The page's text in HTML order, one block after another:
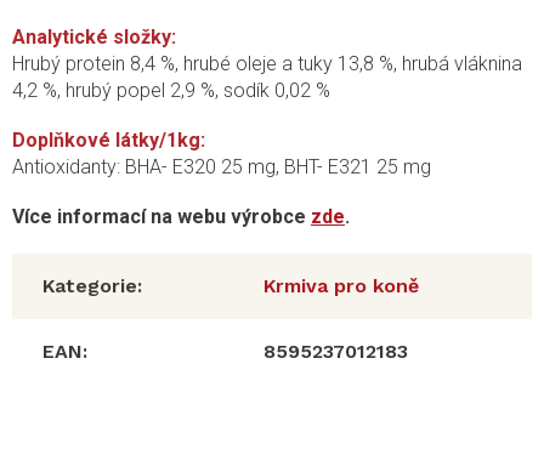
Analytické složky:
Hrubý protein 8,4 %, hrubé oleje a tuky 13,8 %, hrubá vláknina
4,2 %, hrubý popel 2,9 %, sodík 0,02 %
Doplňkové látky/1kg:
Antioxidanty: BHA- E320 25 mg, BHT- E321 25 mg
Více informací na webu výrobce zde.
Kategorie: Krmiva pro koně
EAN: 8595237012183